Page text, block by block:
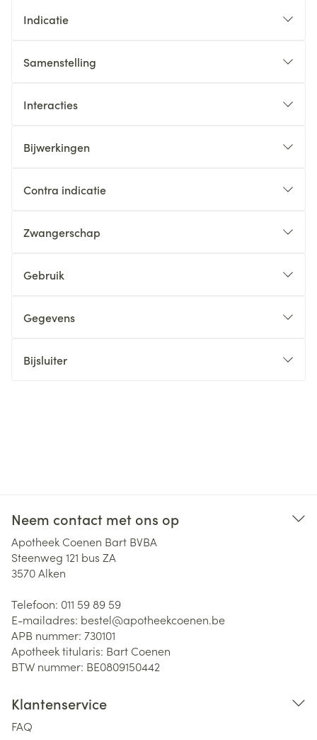
Indicatie
Samenstelling
Interacties
Bijwerkingen
Contra indicatie
Zwangerschap
Gebruik
Gegevens
Bijsluiter
Neem contact met ons op
Apotheek Coenen Bart BVBA
Steenweg 121 bus ZA
3570Alken
Telefoon: 011 59 89 59
E-mailadres: bestel@apotheekcoenen.be
APB nummer: 730101
Apotheek titularis: Bart Coenen
BTW nummer: BE0809150442
Klantenservice
FAQ